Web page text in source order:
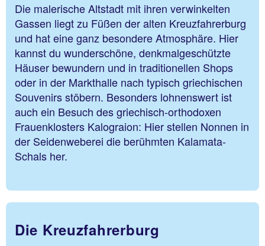
Die malerische Altstadt mit ihren verwinkelten
Gassen liegt zu Füßen der alten Kreuzfahrerburg
und hat eine ganz besondere Atmosphäre. Hier
kannst du wunderschöne, denkmalgeschützte
Häuser bewundern und in traditionellen Shops
oder in der Markthalle nach typisch griechischen
Souvenirs stöbern. Besonders lohnenswert ist
auch ein Besuch des griechisch-orthodoxen
Frauenklosters Kalograion: Hier stellen Nonnen in
der Seidenweberei die berühmten Kalamata-
Schals her.
Die Kreuzfahrerburg